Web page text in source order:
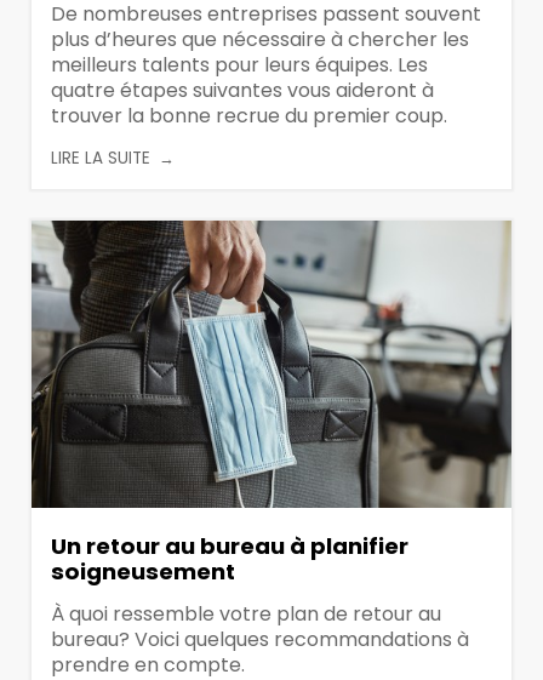
De nombreuses entreprises passent souvent
plus d’heures que nécessaire à chercher les
meilleurs talents pour leurs équipes. Les
quatre étapes suivantes vous aideront à
trouver la bonne recrue du premier coup.
LIRE LA SUITE
Un retour au bureau à planifier
soigneusement
À quoi ressemble votre plan de retour au
bureau? Voici quelques recommandations à
prendre en compte.